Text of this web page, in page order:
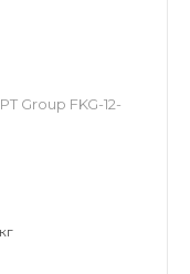
Group FKG-12-